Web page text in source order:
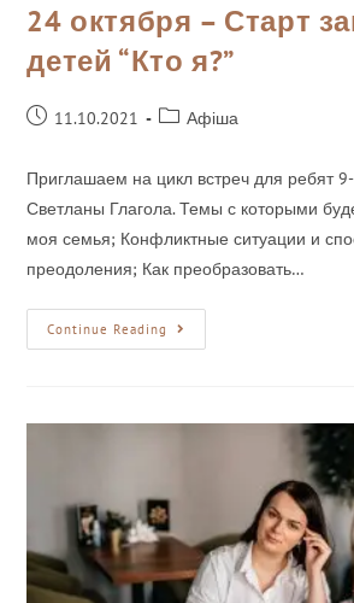
24 октября – Старт
детей “Кто я?”
11.10.2021 Афіша
Приглашаем на цикл встреч для ребят
Светланы Глагола. Темы с которыми
моя семья; Конфликтные ситуации и
преодоления; Как преобразовать…
Continue Reading